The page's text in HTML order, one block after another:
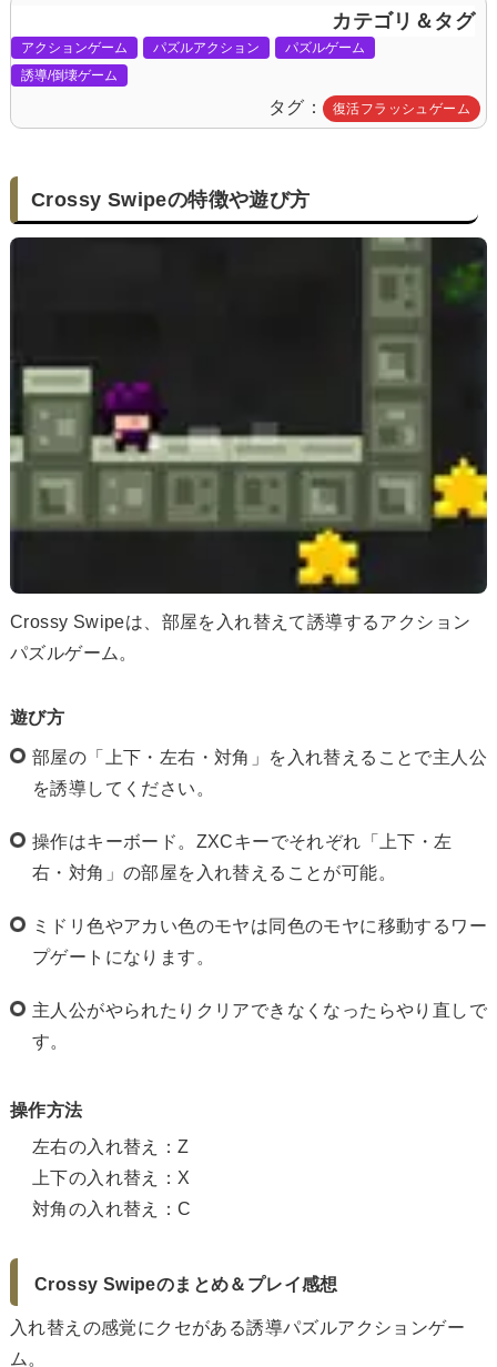
カテゴリ＆タグ
アクションゲーム パズルアクション
パズルゲーム
誘導/倒壊ゲーム
タグ 復活フラッシュゲーム
Crossy Swipeの特徴や遊び方
Crossy Swipeは、部屋を入れ替えて誘導するアクション
パズルゲーム。
遊び方
部屋の「上下・左右・対角」を入れ替えることで主人公
を誘導してください。
操作はキーボード。ZXCキーでそれぞれ「上下・左
右・対角」の部屋を入れ替えることが可能。
ミドリ色やアカい色のモヤは同色のモヤに移動するワー
プゲートになります。
主人公がやられたりクリアできなくなったらやり直しで
す。
操作方法
左右の入れ替え：Z
上下の入れ替え：X
対角の入れ替え：C
Crossy Swipeのまとめ＆プレイ感想
入れ替えの感覚にクセがある誘導パズルアクションゲー
ム。